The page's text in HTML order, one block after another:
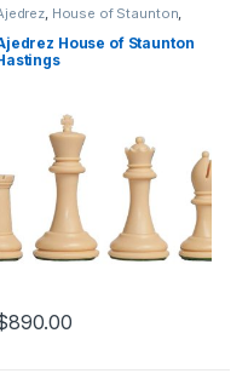
House of Staunton
Piezas de Ajedrez Piezas de
Plástico
House of Staunton
890.00